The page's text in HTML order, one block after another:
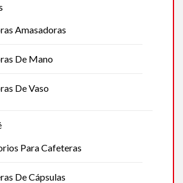
Amasadoras
De Mano
De Vaso
Para Cafeteras
De Cápsulas